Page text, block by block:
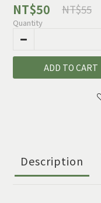
NT$50 NT$55
Quantity
ADD TO CART
Description